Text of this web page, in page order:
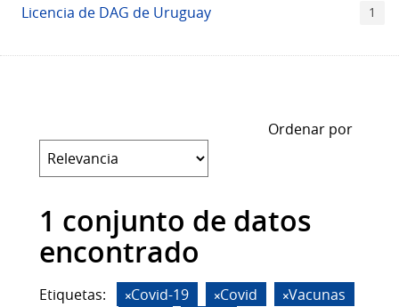
Licencia de DAG de Uruguay 1
Ordenar por
1 conjunto de datos
encontrado
Etiquetas: Covid-19 Covid
Vacunas